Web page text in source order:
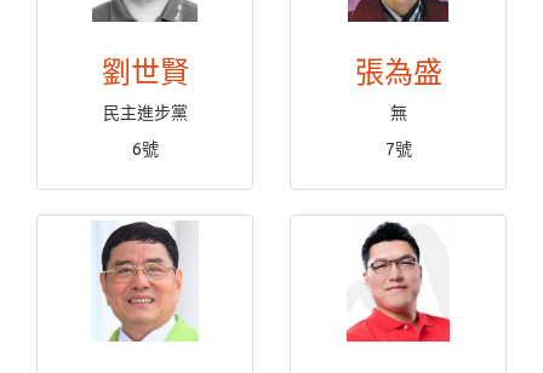
劉世賢
民主進步黨
6號
張為盛
無
7號